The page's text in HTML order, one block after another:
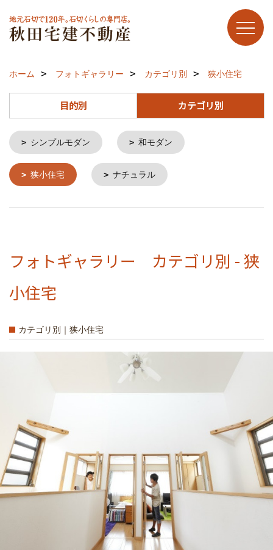
ホーム フォトギャラリー カテゴリ別 狭小住宅
目的別 カテゴリ別
シンプルモダン 和モダン
狭小住宅 ナチュラル
フォトギャラリー カテゴリ別 - 狭
小住宅
カテゴリ別｜狭小住宅